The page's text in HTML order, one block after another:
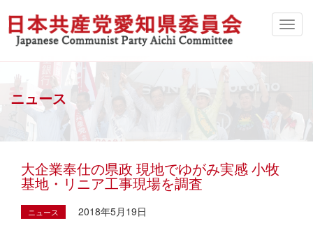
ニュース
大企業奉仕の県政 現地でゆがみ実感 小牧
基地・リニア工事現場を調査
ニュース 2018年5月19日